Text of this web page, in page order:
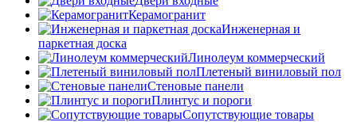
Керамогранит
Инженерная и
паркетная доска
Линолеум коммерческий
Плетеный виниловый пол
Стеновые панели
Плинтус и пороги
Сопутствующие товары